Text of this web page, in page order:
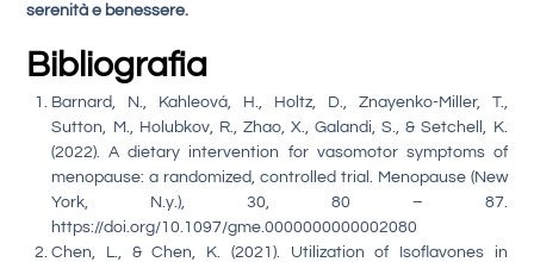
serenità e benessere.
Bibliografia
Barnard, N., Kahleová, H., Holtz, D., Znayenko-Miller, T.,
Sutton, M., Holubkov, R., Zhao, X., Galandi, S., & Setchell, K.
(2022). A dietary intervention for vasomotor symptoms of
menopause: a randomized, controlled trial. Menopause (New
York, N.y.), 30, 80 – 87.
https://doi.org/10.1097/gme.0000000000002080
Chen, L., & Chen, K. (2021). Utilization of Isoflavones in